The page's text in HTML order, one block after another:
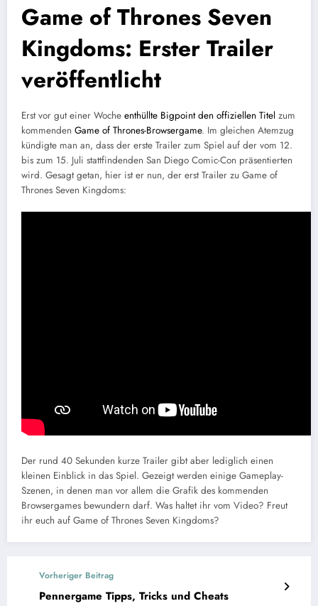
Game of Thrones Seven
Kingdoms: Erster Trailer
veröffentlicht
Erst vor gut einer Woche enthüllte Bigpoint den offiziellen Titel zum
kommenden Game of Thrones-Browsergame. Im gleichen Atemzug
kündigte man an, dass der erste Trailer zum Spiel auf der vom 12.
bis zum 15. Juli stattfindenden San Diego Comic-Con präsentierten
wird. Gesagt getan, hier ist er nun, der erst Trailer zu Game of
Thrones Seven Kingdoms:
Der rund 40 Sekunden kurze Trailer gibt aber lediglich einen
kleinen Einblick in das Spiel. Gezeigt werden einige Gameplay-
Szenen, in denen man vor allem die Grafik des kommenden
Browsergames bewundern darf. Was haltet ihr vom Video? Freut
ihr euch auf Game of Thrones Seven Kingdoms?
Vorheriger Beitrag
Pennergame Tipps, Tricks und Cheats